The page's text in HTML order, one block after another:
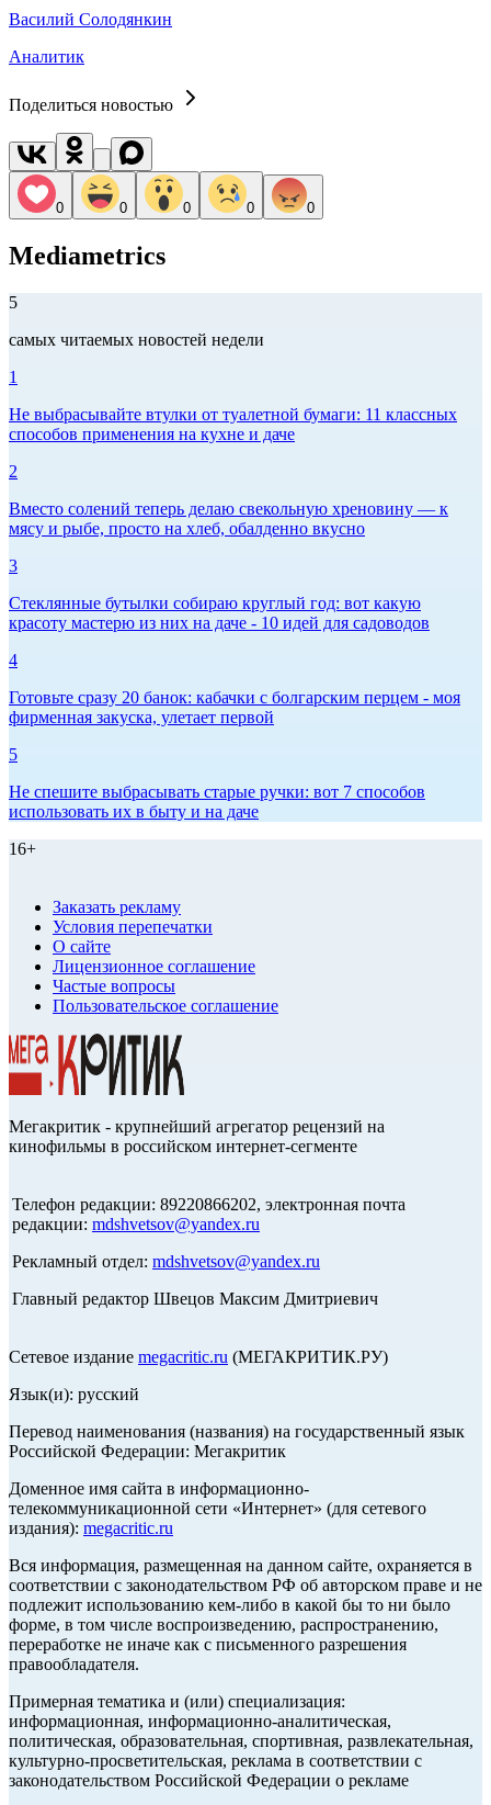
Василий Солодянкин
Аналитик
Поделиться новостью
0 0 0 0 0
Mediametrics
5
самых читаемых новостей недели
1
Не выбрасывайте втулки от туалетной бумаги: 11 классных
способов применения на кухне и даче
2
Вместо солений теперь делаю свекольную хреновину — к
мясу и рыбе, просто на хлеб, обалденно вкусно
3
Стеклянные бутылки собираю круглый год: вот какую
красоту мастерю из них на даче - 10 идей для садоводов
4
Готовьте сразу 20 банок: кабачки с болгарским перцем - моя
фирменная закуска, улетает первой
5
Не спешите выбрасывать старые ручки: вот 7 способов
использовать их в быту и на даче
16+
Заказать рекламу
Условия перепечатки
О сайте
Лицензионное соглашение
Частые вопросы
Пользовательское соглашение
Мегакритик - крупнейший агрегатор рецензий на
кинофильмы в российском интернет-сегменте
Телефон редакции: 89220866202, электронная почта
редакции: mdshvetsov@yandex.ru
Рекламный отдел: mdshvetsov@yandex.ru
Главный редактор Швецов Максим Дмитриевич
Сетевое издание megacritic.ru (МЕГАКРИТИК.РУ)
Язык(и): русский
Перевод наименования (названия) на государственный язык
Российской Федерации: Мегакритик
Доменное имя сайта в информационно-
телекоммуникационной сети «Интернет» (для сетевого
издания): megacritic.ru
Вся информация, размещенная на данном сайте, охраняется в
соответствии с законодательством РФ об авторском праве и не
подлежит использованию кем-либо в какой бы то ни было
форме, в том числе воспроизведению, распространению,
переработке не иначе как с письменного разрешения
правообладателя.
Примерная тематика и (или) специализация:
информационная, информационно-аналитическая,
политическая, образовательная, спортивная, развлекательная,
культурно-просветительская, реклама в соответствии с
законодательством Российской Федерации о рекламе